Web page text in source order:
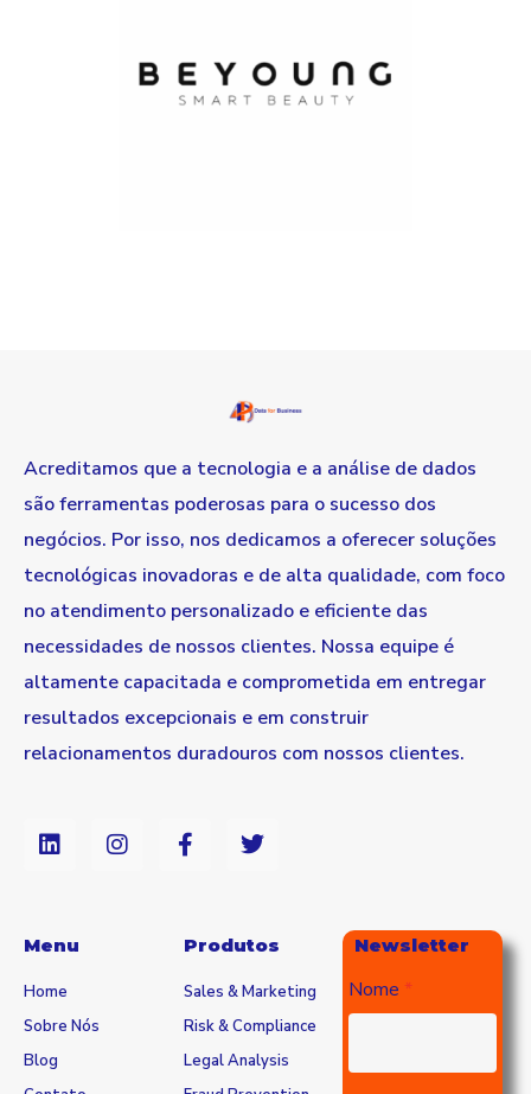
Acreditamos que a tecnologia e a análise de dados
são ferramentas poderosas para o sucesso dos
negócios. Por isso, nos dedicamos a oferecer soluções
tecnológicas inovadoras e de alta qualidade, com foco
no atendimento personalizado e eficiente das
necessidades de nossos clientes. Nossa equipe é
altamente capacitada e comprometida em entregar
resultados excepcionais e em construir
relacionamentos duradouros com nossos clientes.
Home
Sobre Nós
Blog
Contato
Sales & Marketing
Risk & Compliance
Legal Analysis
Fraud Prevention
Credit Management
Nome